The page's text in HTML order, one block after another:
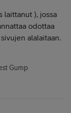
laittanut ), jossa
odottaa
alalaitaan.
Gump